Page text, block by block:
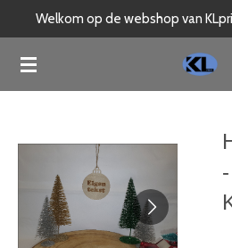
naar
de
Welkom op de webshop van